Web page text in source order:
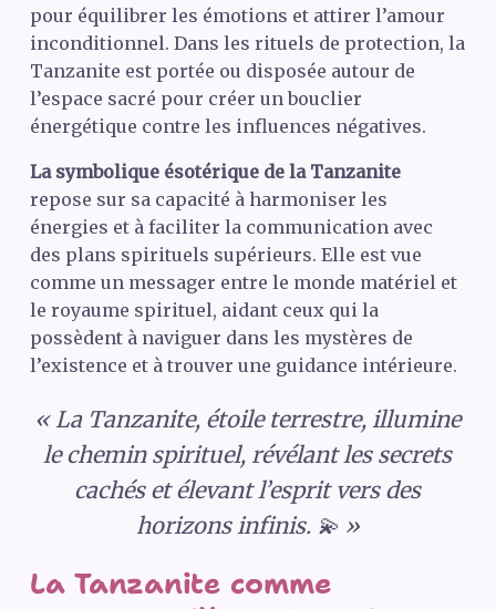
pour équilibrer les émotions et attirer l’amour
inconditionnel. Dans les rituels de protection, la
Tanzanite est portée ou disposée autour de
l’espace sacré pour créer un bouclier
énergétique contre les influences négatives.
La symbolique ésotérique de la Tanzanite
repose sur sa capacité à harmoniser les
énergies et à faciliter la communication avec
des plans spirituels supérieurs. Elle est vue
comme un messager entre le monde matériel et
le royaume spirituel, aidant ceux qui la
possèdent à naviguer dans les mystères de
l’existence et à trouver une guidance intérieure.
« La Tanzanite, étoile terrestre, illumine
le chemin spirituel, révélant les secrets
cachés et élevant l’esprit vers des
horizons infinis. 💫 »
La Tanzanite comme